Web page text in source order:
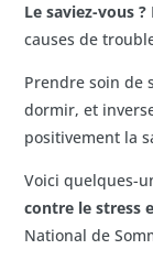
Le saviez-vous ?
causes de
Prendre soin de
dormir, et
positivement la
Voici quelques-
contre le stress
National de